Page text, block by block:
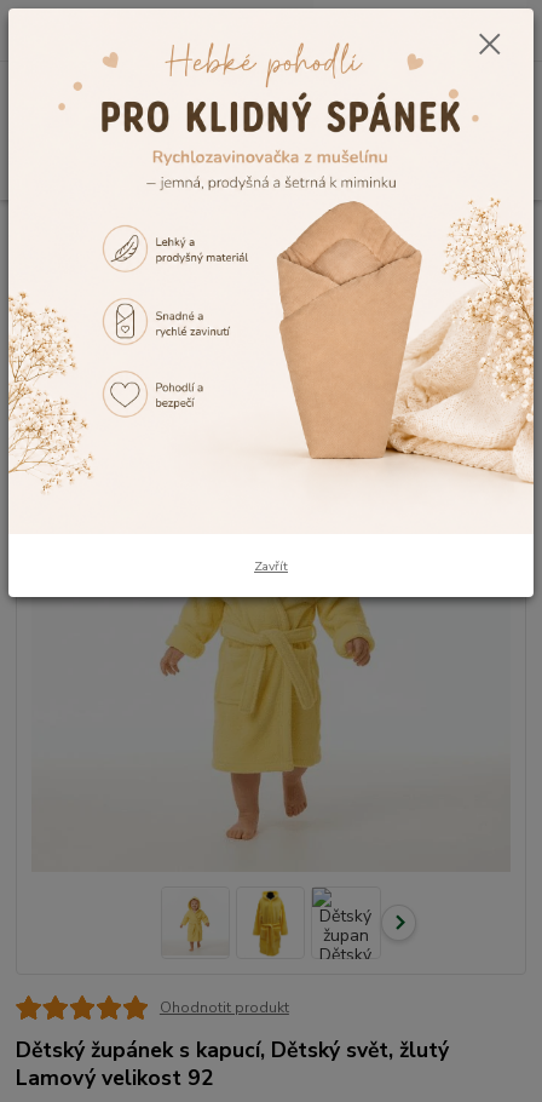
0,00 Kč
Kojenecké a dětské oblečení Dětské župany a ponča
Dětský
župan Dětský svět žlutý Lamový velikost 92
Dětský župan Dětský svět žlutý
Lamový velikost 92
Ohodnotit produkt
Dětský župánek s kapucí, Dětský svět, žlutý
Lamový velikost 92
Zavřít